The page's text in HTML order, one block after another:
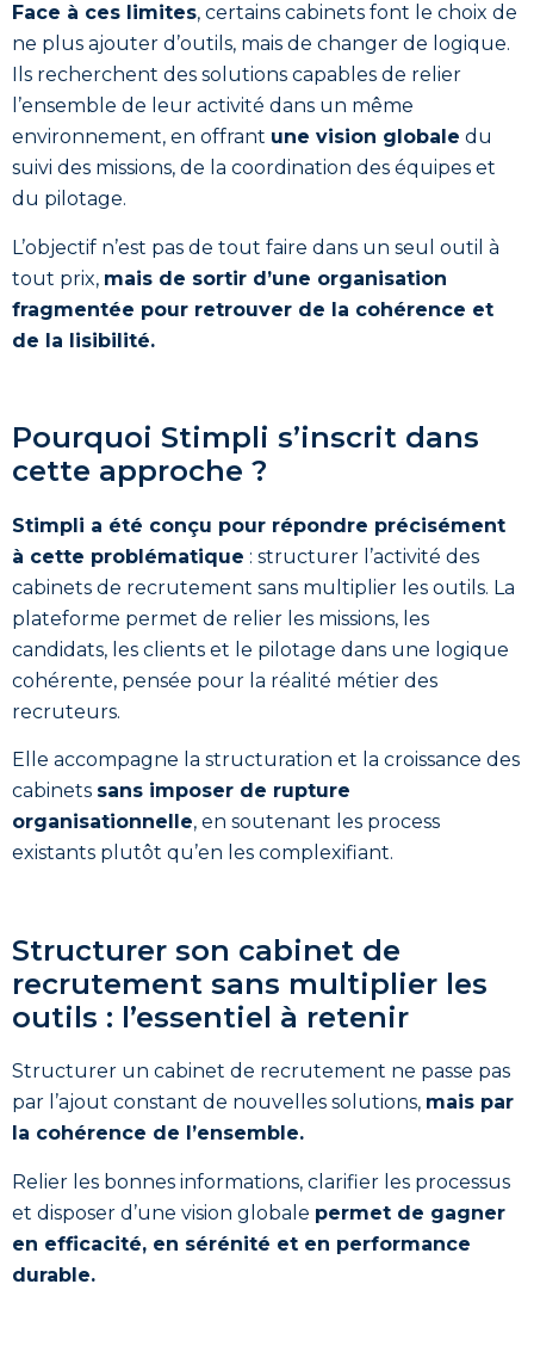
Face à ces limites, certains cabinets font le choix de
ne plus ajouter d’outils, mais de changer de logique.
Ils recherchent des solutions capables de relier
l’ensemble de leur activité dans un même
environnement, en offrant une vision globale du
suivi des missions, de la coordination des équipes et
du pilotage.
L’objectif n’est pas de tout faire dans un seul outil à
tout prix, mais de sortir d’une organisation
fragmentée pour retrouver de la cohérence et
de la lisibilité.
Pourquoi Stimpli s’inscrit dans
cette approche ?
Stimpli a été conçu pour répondre précisément
à cette problématique : structurer l’activité des
cabinets de recrutement sans multiplier les outils. La
plateforme permet de relier les missions, les
candidats, les clients et le pilotage dans une logique
cohérente, pensée pour la réalité métier des
recruteurs.
Elle accompagne la structuration et la croissance des
cabinets sans imposer de rupture
organisationnelle, en soutenant les process
existants plutôt qu’en les complexifiant.
Structurer son cabinet de
recrutement sans multiplier les
outils : l’essentiel à retenir
Structurer un cabinet de recrutement ne passe pas
par l’ajout constant de nouvelles solutions, mais par
la cohérence de l’ensemble.
Relier les bonnes informations, clarifier les processus
et disposer d’une vision globale permet de gagner
en efficacité, en sérénité et en performance
durable.